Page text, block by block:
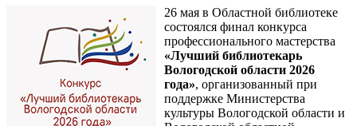
26 мая в Областной библиотеке
состоялся финал конкурса
профессионального мастерства
«Лучший библиотекарь
Вологодской области 2026
года», организованный при
поддержке Министерства
культуры Вологодской области и